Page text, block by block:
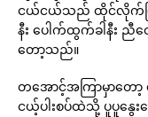
ငယ်ငယ်သည် ထိုင်လိုက်ပြီးသ
နီး ပေါက်ထွက်ခါနီး ညီ
တော့သည်။
တအောင့်အကြာမှာတေ
ငယ့်ပါးစပ်ထဲသို့ ပူပူနွေ